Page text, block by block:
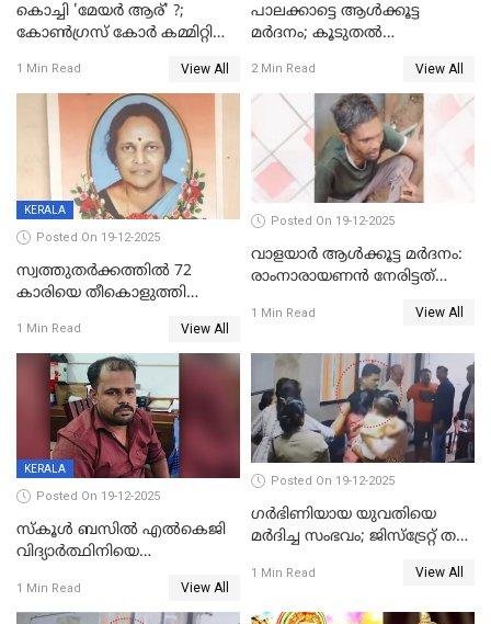
കൊച്ചി 'മേയർ ആര്' ?;
കോണ്‍ഗ്രസ് കോര്‍ കമ്മിറ്റി
1 Min Read View All
പാലക്കാട്ടെ ആള്‍ക്കൂട്ട
മര്‍ദനം; കൂടുതല്‍
അംഗ സംഘമെന്ന് വിവരം
2 Min Read View All
KERALA
Posted On 19-12-2025
സ്വത്തുതര്‍ക്കത്തില്‍ 72
കാരിയെ തീകൊളുത്തി
ക്രൂരകൊലപാതകത്തില്‍
സഹോദരിപുത്രന് ജീവപര്യന്തം
1 Min Read View All
Posted On 19-12-2025
വാളയാർ ആൾക്കൂട്ട മർദനം:
രാംനാരായണൻ നേരിട്ടത്
നാൽപ്പതിലേറെ
റിപ്പോർട്ട്
1 Min Read View All
KERALA
Posted On 19-12-2025
സ്കൂൾ ബസിൽ എൽകെജി
വിദ്യാര്‍ത്ഥിനിയെ
ക്ലീനര്‍ പിടിയിൽ
1 Min Read View All
Posted On 19-12-2025
ഗര്‍ഭിണിയായ യുവതിയെ
മര്‍ദിച്ച സംഭവം; ജിസ്‌ട്രേറ്റ് തല
യുവതി
1 Min Read View All